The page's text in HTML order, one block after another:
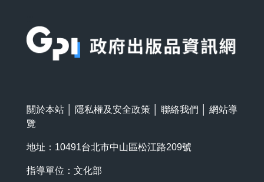
關於本站 隱私權及安全政策 聯絡我們
網站導
覽
地址：10491台北市中山區松江路209號
指導單位：文化部